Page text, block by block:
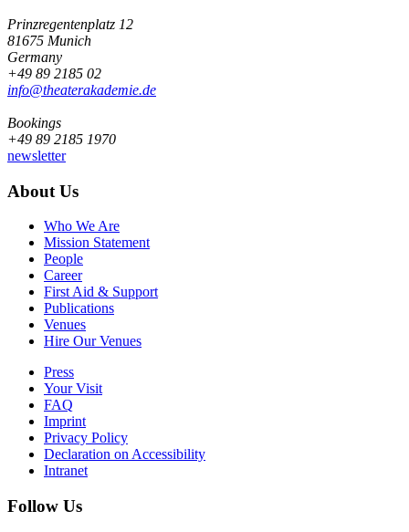
Prinzregentenplatz 12
81675 Munich
Germany
+49 89 2185 02
info@­theaterakademie.de
Bookings
+49 89 2185 1970
newsletter
About Us
Who We Are
Mission Statement
People
Career
First Aid & Support
Publications
Venues
Hire Our Venues
Press
Your Visit
FAQ
Imprint
Privacy Policy
Declaration on Accessibility
Intranet
Follow Us